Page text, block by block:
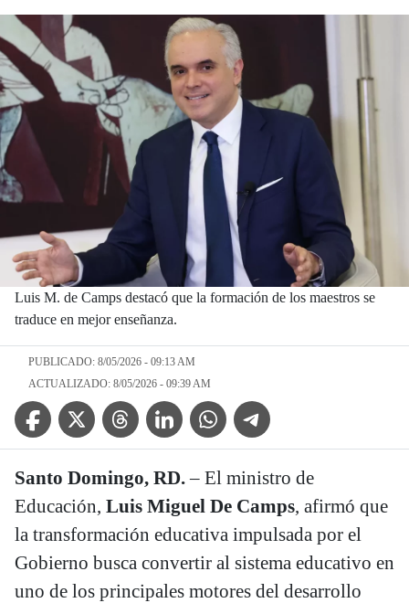
Luis M. de Camps destacó que la formación de los maestros se
traduce en mejor enseñanza.
PUBLICADO: 8/05/2026 - 09:13 AM
ACTUALIZADO: 8/05/2026 - 09:39 AM
Facebook IconTwitter IconThreads IconLinkedin IconWhatsApp IconTelegram Icon
Santo Domingo, RD.– El ministro de
Educación, Luis Miguel De Camps, afirmó que
la transformación educativa impulsada por el
Gobierno busca convertir al sistema educativo en
uno de los principales motores del desarrollo